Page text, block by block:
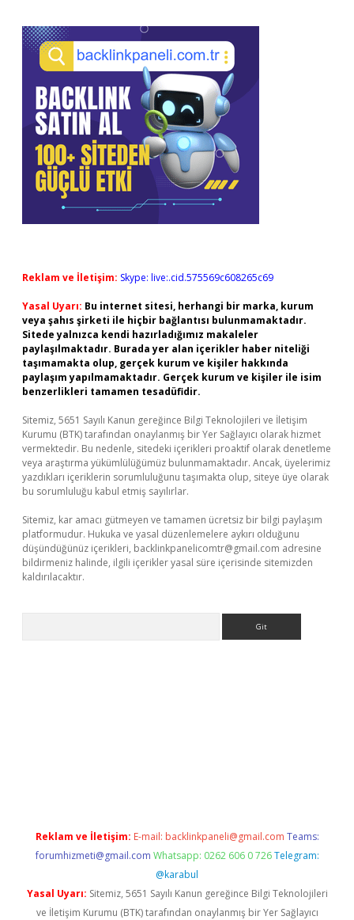
Reklam ve İletişim: Skype: live:.cid.575569c608265c69
Yasal Uyarı: Bu internet sitesi, herhangi bir marka, kurum
veya şahıs şirketi ile hiçbir bağlantısı bulunmamaktadır.
Sitede yalnızca kendi hazırladığımız makaleler
paylaşılmaktadır. Burada yer alan içerikler haber niteliği
taşımamakta olup, gerçek kurum ve kişiler hakkında
paylaşım yapılmamaktadır. Gerçek kurum ve kişiler ile isim
benzerlikleri tamamen tesadüfidir.
Sitemiz, 5651 Sayılı Kanun gereğince Bilgi Teknolojileri ve İletişim
Kurumu (BTK) tarafından onaylanmış bir Yer Sağlayıcı olarak hizmet
vermektedir. Bu nedenle, sitedeki içerikleri proaktif olarak denetleme
veya araştırma yükümlülüğümüz bulunmamaktadır. Ancak, üyelerimiz
yazdıkları içeriklerin sorumluluğunu taşımakta olup, siteye üye olarak
bu sorumluluğu kabul etmiş sayılırlar.
Sitemiz, kar amacı gütmeyen ve tamamen ücretsiz bir bilgi paylaşım
platformudur. Hukuka ve yasal düzenlemelere aykırı olduğunu
düşündüğünüz içerikleri, backlinkpanelicomtr@gmail.com adresine
bildirmeniz halinde, ilgili içerikler yasal süre içerisinde sitemizden
kaldırılacaktır.
Reklam ve İletişim: E-mail: backlinkpaneli@gmail.com Teams:
forumhizmeti@gmail.com Whatsapp: 0262 606 0 726 Telegram:
@karabul
Yasal Uyarı: Sitemiz, 5651 Sayılı Kanun gereğince Bilgi Teknolojileri
ve İletişim Kurumu (BTK) tarafından onaylanmış bir Yer Sağlayıcı